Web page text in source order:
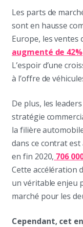
Les parts de
sont en hausse
Europe, les ventes
augmenté de 42%
L’espoir d’une
à l’offre de
De plus, les
stratégie
la filière
dans ce contrat
en fin 2020, 706
Cette accélération
un véritable enjeu
marché pour les
Cependant, cet